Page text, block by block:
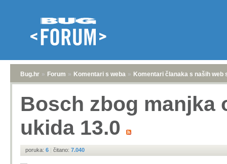
Bug.hr » Forum » Komentari s weba » Komentari članaka s naših web
Bosch zbog manjka
ukida 13.0
poruka: 6 | čitano: 7.040